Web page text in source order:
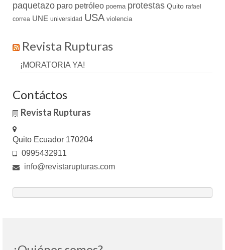
paquetazo paro petróleo poema protestas Quito rafael
correa UNE universidad USA violencia
Revista Rupturas
¡MORATORIA YA!
Contáctos
Revista Rupturas
Quito Ecuador 170204
0995432911
info@revistarupturas.com